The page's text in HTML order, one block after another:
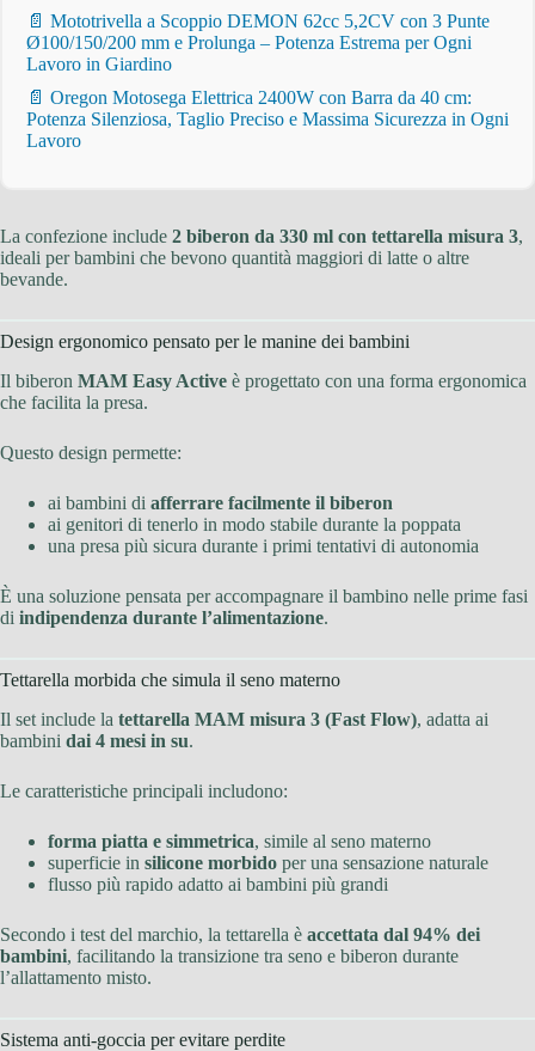
📄 Mototrivella a Scoppio DEMON 62cc 5,2CV con 3 Punte
Ø100/150/200 mm e Prolunga – Potenza Estrema per Ogni
Lavoro in Giardino
📄 Oregon Motosega Elettrica 2400W con Barra da 40 cm:
Potenza Silenziosa, Taglio Preciso e Massima Sicurezza in Ogni
Lavoro
La confezione include 2 biberon da 330 ml con tettarella misura 3,
ideali per bambini che bevono quantità maggiori di latte o altre
bevande.
Design ergonomico pensato per le manine dei bambini
Il biberon MAM Easy Active è progettato con una forma ergonomica
che facilita la presa.
Questo design permette:
ai bambini di afferrare facilmente il biberon
ai genitori di tenerlo in modo stabile durante la poppata
una presa più sicura durante i primi tentativi di autonomia
È una soluzione pensata per accompagnare il bambino nelle prime fasi
di indipendenza durante l’alimentazione.
Tettarella morbida che simula il seno materno
Il set include la tettarella MAM misura 3 (Fast Flow), adatta ai
bambini dai 4 mesi in su.
Le caratteristiche principali includono:
forma piatta e simmetrica, simile al seno materno
superficie in silicone morbido per una sensazione naturale
flusso più rapido adatto ai bambini più grandi
Secondo i test del marchio, la tettarella è accettata dal 94% dei
bambini, facilitando la transizione tra seno e biberon durante
l’allattamento misto.
Sistema anti-goccia per evitare perdite